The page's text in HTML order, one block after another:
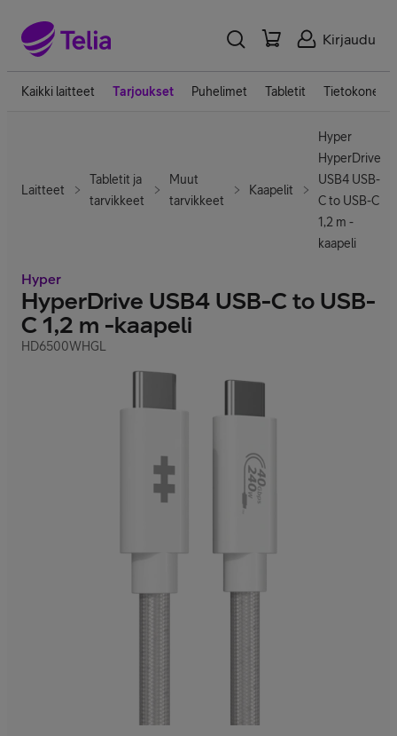
Kirjaudu
Kaikki laitteet Tarjoukset Puhelimet Tabletit Tietokoneet
Laitteet
Tabletit ja
tarvikkeet
Muut
tarvikkeet
Kaapelit
Hyper
HyperDrive
USB4 USB-
C to USB-C
1,2 m -
kaapeli
Hyper
HyperDrive USB4 USB-C to USB-
C 1,2 m -kaapeli
HD6500WHGL